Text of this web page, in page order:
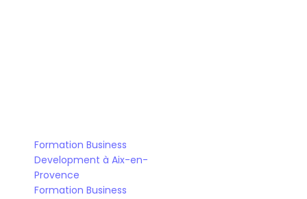
Formation Business
Development à Aix-en-
Provence
Formation Business